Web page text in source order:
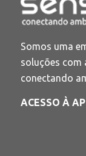
Somos uma
soluções com
conectando
ACESSO À